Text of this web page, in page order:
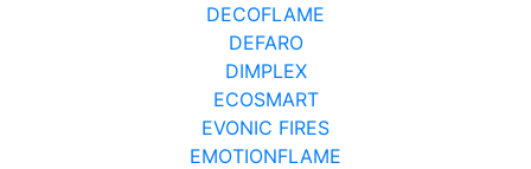
DECOFLAME
DEFARO
DIMPLEX
ECOSMART
EVONIC FIRES
EMOTIONFLAME